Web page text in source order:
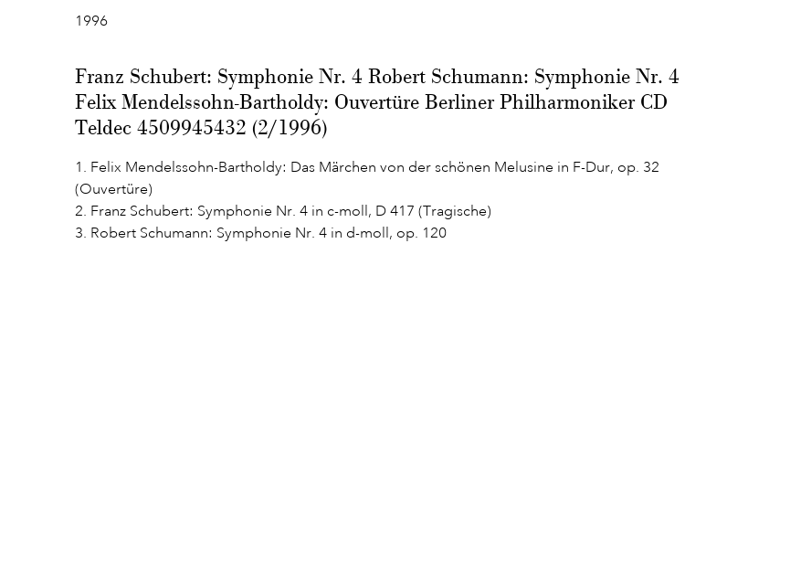
1996
Franz Schubert: Symphonie Nr. 4 Robert Schumann: Symphonie Nr. 4
Felix Mendelssohn-Bartholdy: Ouvertüre Berliner Philharmoniker CD
Teldec 4509945432 (2/1996)
1. Felix Mendelssohn-Bartholdy: Das Märchen von der schönen Melusine in F-Dur, op. 32
(Ouvertüre)
2. Franz Schubert: Symphonie Nr. 4 in c-moll, D 417 (Tragische)
3. Robert Schumann: Symphonie Nr. 4 in d-moll, op. 120